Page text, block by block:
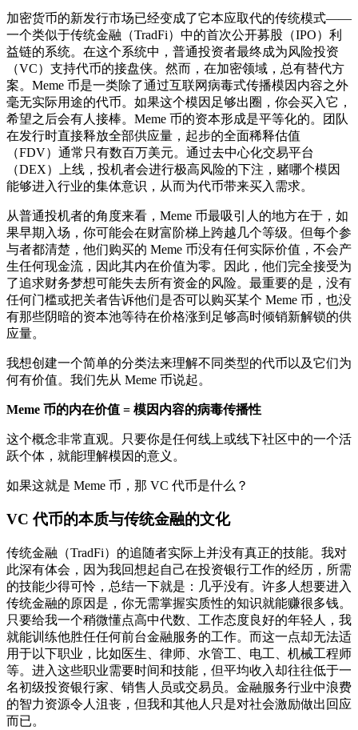
加密货币的新发行市场已经变成了它本应取代的传统模式——
一个类似于传统金融（TradFi）中的首次公开募股（IPO）利
益链的系统。在这个系统中，普通投资者最终成为风险投资
（VC）支持代币的接盘侠。然而，在加密领域，总有替代方
案。Meme 币是一类除了通过互联网病毒式传播模因内容之外
毫无实际用途的代币。如果这个模因足够出圈，你会买入它，
希望之后会有人接棒。Meme 币的资本形成是平等化的。团队
在发行时直接释放全部供应量，起步的全面稀释估值
（FDV）通常只有数百万美元。通过去中心化交易平台
（DEX）上线，投机者会进行极高风险的下注，赌哪个模因
能够进入行业的集体意识，从而为代币带来买入需求。
从普通投机者的角度来看，Meme 币最吸引人的地方在于，如
果早期入场，你可能会在财富阶梯上跨越几个等级。但每个参
与者都清楚，他们购买的 Meme 币没有任何实际价值，不会产
生任何现金流，因此其内在价值为零。因此，他们完全接受为
了追求财务梦想可能失去所有资金的风险。最重要的是，没有
任何门槛或把关者告诉他们是否可以购买某个 Meme 币，也没
有那些阴暗的资本池等待在价格涨到足够高时倾销新解锁的供
应量。
我想创建一个简单的分类法来理解不同类型的代币以及它们为
何有价值。我们先从 Meme 币说起。
Meme 币的内在价值 = 模因内容的病毒传播性
这个概念非常直观。只要你是任何线上或线下社区中的一个活
跃个体，就能理解模因的意义。
如果这就是 Meme 币，那 VC 代币是什么？
VC 代币的本质与传统金融的文化
传统金融（TradFi）的追随者实际上并没有真正的技能。我对
此深有体会，因为我回想起自己在投资银行工作的经历，所需
的技能少得可怜，总结一下就是：几乎没有。许多人想要进入
传统金融的原因是，你无需掌握实质性的知识就能赚很多钱。
只要给我一个稍微懂点高中代数、工作态度良好的年轻人，我
就能训练他胜任任何前台金融服务的工作。而这一点却无法适
用于以下职业，比如医生、律师、水管工、电工、机械工程师
等。进入这些职业需要时间和技能，但平均收入却往往低于一
名初级投资银行家、销售人员或交易员。金融服务行业中浪费
的智力资源令人沮丧，但我和其他人只是对社会激励做出回应
而已。